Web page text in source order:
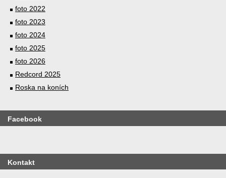
foto 2022
foto 2023
foto 2024
foto 2025
foto 2026
Redcord 2025
Roska na koních
Facebook
Kontakt